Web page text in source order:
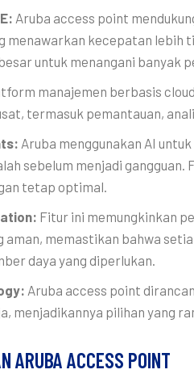
Aruba access point
menawarkan kecepatan lebih
untuk menangani banyak
manajemen berbasis
termasuk pemantauan,
Aruba menggunakan AI
sebelum menjadi
tetap optimal.
Fitur ini memungkinkan
aman, memastikan bahwa
daya yang diperlukan.
Aruba access point
menjadikannya pilihan yang
ARUBA ACCESS POINT